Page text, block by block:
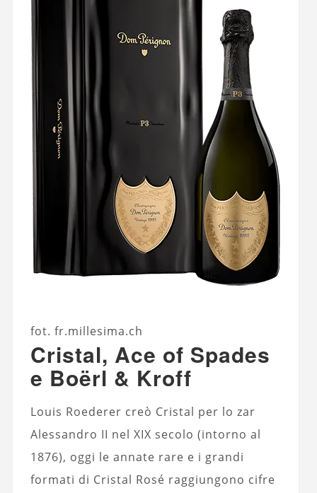
fot. fr.millesima.ch
Cristal, Ace of Spades
e Boërl & Kroff
Louis Roederer creò Cristal per lo zar
Alessandro II nel XIX secolo (intorno al
1876), oggi le annate rare e i grandi
formati di Cristal Rosé raggiungono cifre